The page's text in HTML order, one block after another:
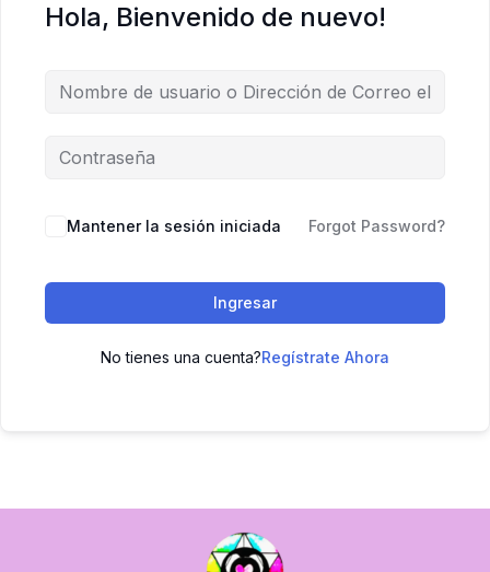
Hola, Bienvenido de nuevo!
Mantener la sesión iniciada Forgot Password?
Ingresar
No tienes una cuenta?Regístrate Ahora